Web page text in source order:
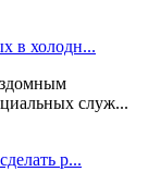
в холодн...
служ...
р...